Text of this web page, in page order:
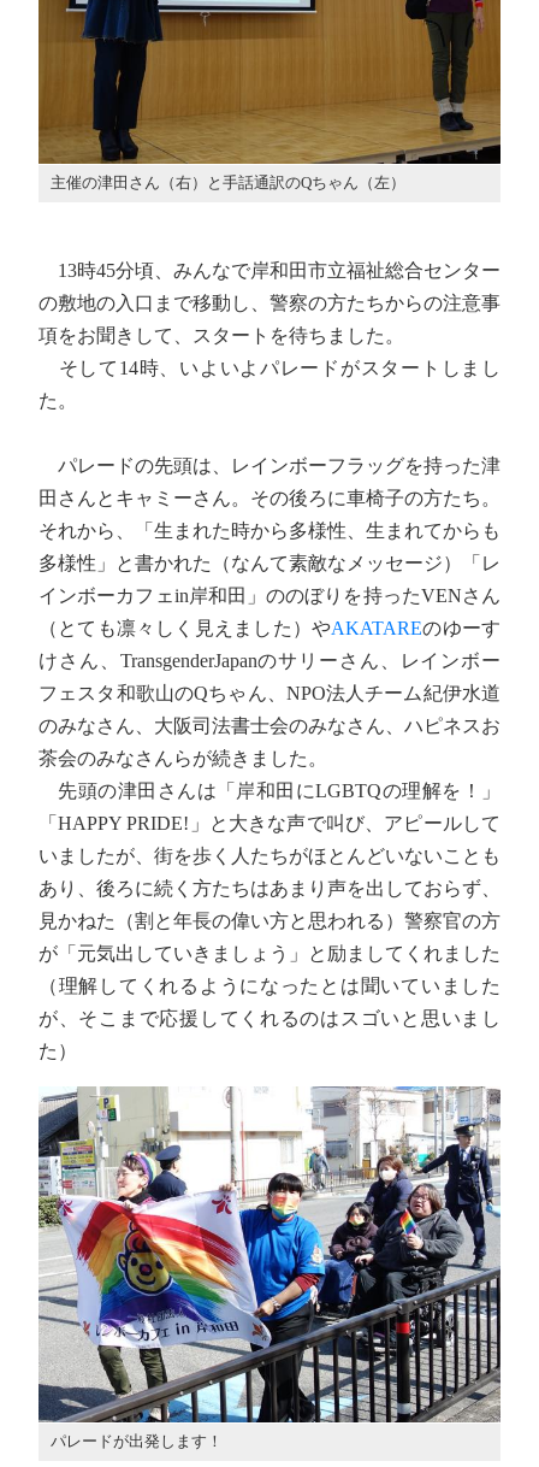
主催の津田さん（右）と手話通訳のQちゃん（左）
13時45分頃、みんなで岸和田市立福祉総合センター
の敷地の入口まで移動し、警察の方たちからの注意事
項をお聞きして、スタートを待ちました。
そして14時、いよいよパレードがスタートしまし
た。
パレードの先頭は、レインボーフラッグを持った津
田さんとキャミーさん。その後ろに車椅子の方たち。
それから、「生まれた時から多様性、生まれてからも
多様性」と書かれた（なんて素敵なメッセージ）「レ
インボーカフェin岸和田」ののぼりを持ったVENさん
（とても凛々しく見えました）やAKATAREのゆーす
けさん、TransgenderJapanのサリーさん、レインボー
フェスタ和歌山のQちゃん、NPO法人チーム紀伊水道
のみなさん、大阪司法書士会のみなさん、ハピネスお
茶会のみなさんらが続きました。
先頭の津田さんは「岸和田にLGBTQの理解を！」
「HAPPY PRIDE!」と大きな声で叫び、アピールして
いましたが、街を歩く人たちがほとんどいないことも
あり、後ろに続く方たちはあまり声を出しておらず、
見かねた（割と年長の偉い方と思われる）警察官の方
が「元気出していきましょう」と励ましてくれました
（理解してくれるようになったとは聞いていました
が、そこまで応援してくれるのはスゴいと思いまし
た）
パレードが出発します！